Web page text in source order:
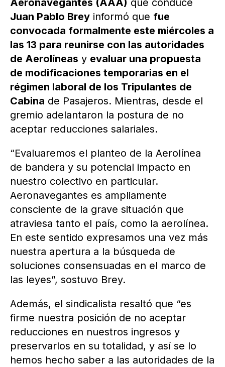
Aeronavegantes (AAA) que conduce
Juan Pablo Brey informó que fue
convocada formalmente este miércoles a
las 13 para reunirse con las autoridades
de Aerolíneas y evaluar una propuesta
de modificaciones temporarias en el
régimen laboral de los Tripulantes de
Cabina de Pasajeros. Mientras, desde el
gremio adelantaron la postura de no
aceptar reducciones salariales.
“Evaluaremos el planteo de la Aerolínea
de bandera y su potencial impacto en
nuestro colectivo en particular.
Aeronavegantes es ampliamente
consciente de la grave situación que
atraviesa tanto el país, como la aerolínea.
En este sentido expresamos una vez más
nuestra apertura a la búsqueda de
soluciones consensuadas en el marco de
las leyes”, sostuvo Brey.
Además, el sindicalista resaltó que “es
firme nuestra posición de no aceptar
reducciones en nuestros ingresos y
preservarlos en su totalidad, y así se lo
hemos hecho saber a las autoridades de la